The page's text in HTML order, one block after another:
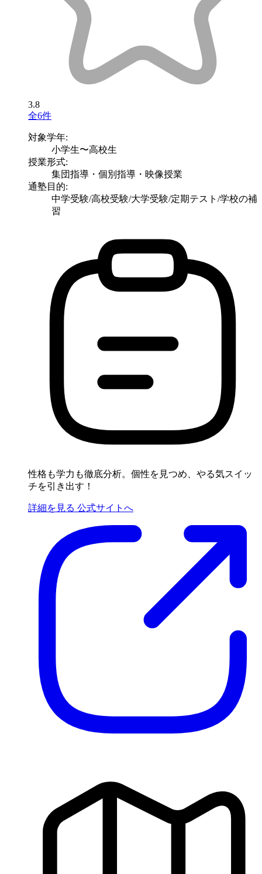
3.8
全6件
対象学年:
小学生〜高校生
授業形式:
集団指導・個別指導・映像授業
通塾目的:
中学受験/高校受験/大学受験/定期テスト/学校の補
習
性格も学力も徹底分析。個性を見つめ、やる気スイッ
チを引き出す！
詳細を見る 公式サイトへ